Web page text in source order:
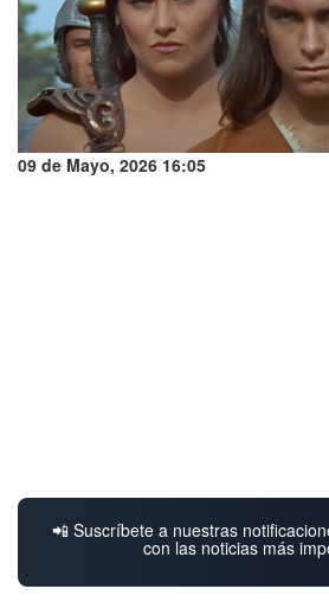
09 de Mayo, 2026 16:05
📲 Suscríbete a nuestras
con las noticias más